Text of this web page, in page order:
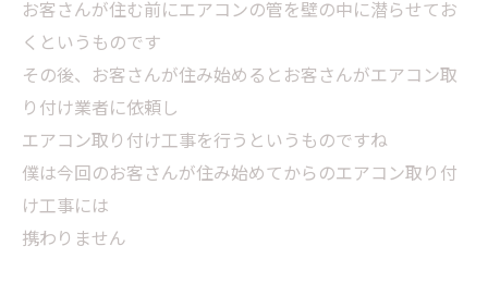
お客さんが住む前にエアコンの管を壁の中に潜らせてお
くというものです
その後、お客さんが住み始めるとお客さんがエアコン取
り付け業者に依頼し
エアコン取り付け工事を行うというものですね
僕は今回のお客さんが住み始めてからのエアコン取り付
け工事には
携わりません